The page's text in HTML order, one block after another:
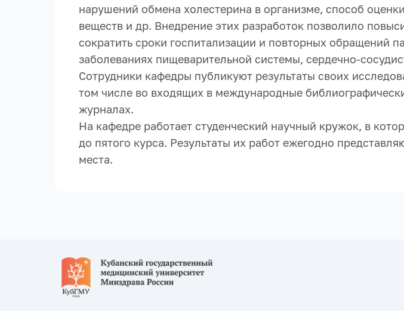
нарушений обмена холестерина в организме, способ
веществ и др. Внедрение этих разработок позволило
сократить сроки госпитализации и повторных обращений
заболеваниях пищеварительной системы, сердечно-
Сотрудники кафедры публикуют результаты своих
том числе во входящих в международные
журналах.
На кафедре работает студенческий научный кружок, в
до пятого курса. Результаты их работ ежегодно
места.